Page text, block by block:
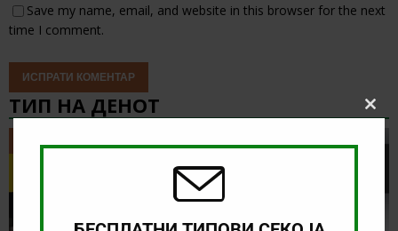
Save my name, email, and website in this browser for the next
time I comment.
ТИП НА ДЕНОТ
Close